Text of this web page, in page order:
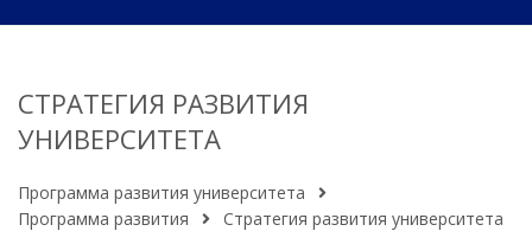
СТРАТЕГИЯ РАЗВИТИЯ
УНИВЕРСИТЕТА
Программа развития университета
Программа развития
Стратегия развития университета